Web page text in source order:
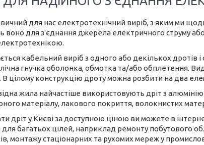
для нас електротехнічний виріб, з яким ми
воно для з'єднання джерела електричного струму або
кабельний виріб з одного або декількох дротів
гнучка оболонка, обмотка та/або обплетення.
В цілому конструкцію дроту можна розбити на два
жила найчастіше використовують дріт з
матеріалу, лакового покриття, волокнистих
дріт у Києві за доступною ціною ви можете в
багатьох цілей, наприклад ремонту побутового
монтажу стаціонарних та рухомих мереж у